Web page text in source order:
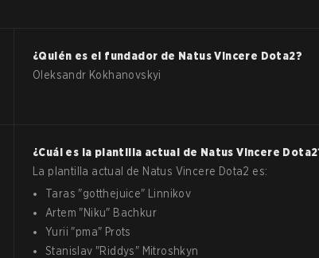
¿Quién es el fundador de Natus Vincere Dota2?
Oleksandr Kokhanovskyi
¿Cuál es la plantilla actual de Natus Vincere Dota2
La plantilla actual de Natus Vincere Dota2 es:
Taras "gotthejuice"
Linnikov
Artem "Niku" Bachkur
Yurii "pma" Prots
Stanislav "Riddys" Mitroshkyn